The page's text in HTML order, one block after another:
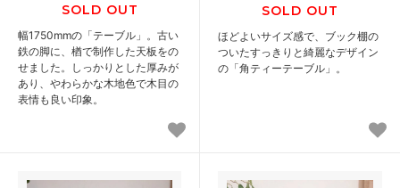
SOLD OUT
幅1750mmの「テーブル」。古い
鉄の脚に、楢で制作した天板をの
せました。しっかりとした厚みが
あり、やわらかな木地色で木目の
表情も良い印象。
SOLD OUT
ほどよいサイズ感で、ブック棚の
ついたすっきりと綺麗なデザイン
の「角ティーテーブル」。